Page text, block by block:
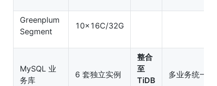
Greenplum
Segment
10×16C/32G
MySQL 业
务库
6 套独立实例
整合
至
TiDB
多业务统一